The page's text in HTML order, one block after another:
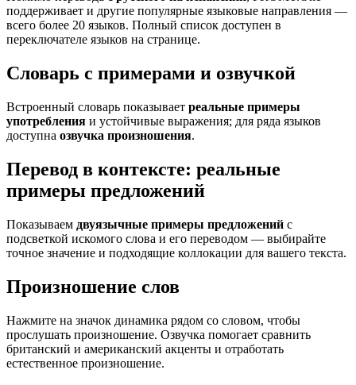
поддерживает и другие популярные языковые направления —
всего более 20 языков. Полный список доступен в
переключателе языков на странице.
Словарь с примерами и озвучкой
Встроенный словарь показывает реальные примеры
употребления и устойчивые выражения; для ряда языков
доступна озвучка произношения.
Перевод в контексте: реальные
примеры предложений
Показываем двуязычные примеры предложений с
подсветкой искомого слова и его переводом — выбирайте
точное значение и подходящие коллокации для вашего текста.
Произношение слов
Нажмите на значок динамика рядом со словом, чтобы
прослушать произношение. Озвучка помогает сравнить
британский и американский акценты и отработать
естественное произношение.